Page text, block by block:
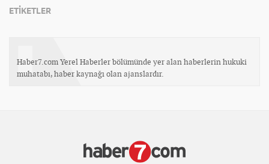
ETİKETLER
Haber7.com Yerel Haberler bölümünde yer alan haberlerin hukuki
muhatabı, haber kaynağı olan ajanslardır.